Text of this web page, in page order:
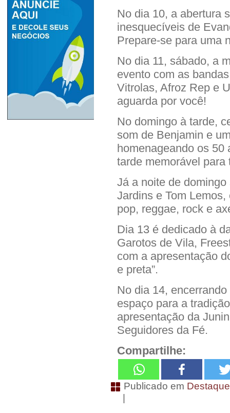
No dia 10, a abertura
inesquecíveis de
Prepare-se para uma
No dia 11, sábado, a
evento com as
Vitrolas, Afroz Rep e
aguarda por você!
No domingo à tarde,
som de Benjamin e
homenageando os 50
tarde memorável para
Já a noite de
Jardins e Tom
pop, reggae, rock e
Dia 13 é dedicado à
Garotos de Vila,
com a apresentação
e preta”.
No dia 14,
espaço para a
apresentação da
Seguidores da Fé.
Compartilhe:
Publicado em
|